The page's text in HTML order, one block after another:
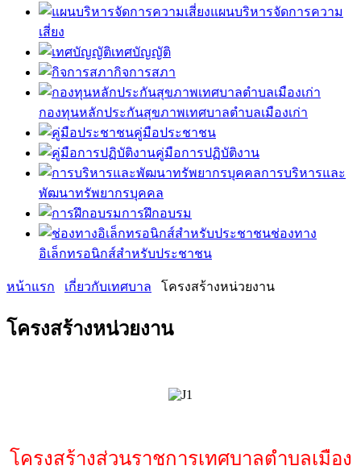
แผนบริหารจัดการความ
เสี่ยง
เทศบัญญัติ
กิจการสภา
กองทุนหลักประกันสุขภาพเทศบาลตำบลเมืองเก่า
คู่มือประชาชน
คู่มือการปฏิบัติงาน
การบริหารและ
พัฒนาทรัพยากรบุคคล
การฝึกอบรม
ช่องทาง
อิเล็กทรอนิกส์สำหรับประชาชน
หน้าแรก เกี่ยวกับเทศบาล โครงสร้างหน่วยงาน
โครงสร้างหน่วยงาน
โครงสร้างส่วนราชการเทศบาลตำบลเมือง